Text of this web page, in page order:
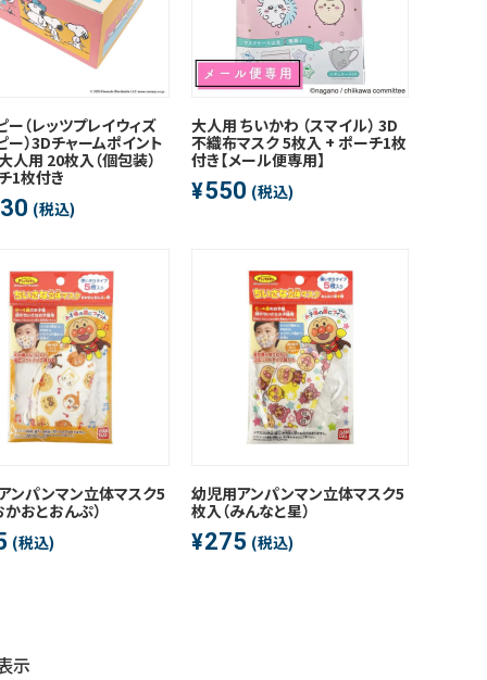
ー（レッツプレイウィズ
ー）3Dチャームポイント
人用 20枚入（個包装）
1枚付き
(税込)
大人用 ちいかわ （スマイル） 3D
不織布マスク 5枚入 + ポーチ1枚
付き【メール便専用】
¥550 (税込)
ンパンマン立体マスク5
かおとおんぷ）
(税込)
幼児用アンパンマン立体マスク5
枚入（みんなと星）
¥275 (税込)
示